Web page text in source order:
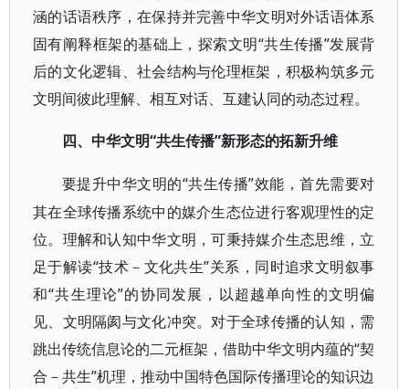
涵的话语秩序，在保持并完善中华文明对外话语体系
固有阐释框架的基础上，探索文明“共生传播”发展背
后的文化逻辑、社会结构与伦理框架，积极构筑多元
文明间彼此理解、相互对话、互建认同的动态过程。
四、中华文明“共生传播”新形态的拓新升维
要提升中华文明的“共生传播”效能，首先需要对
其在全球传播系统中的媒介生态位进行客观理性的定
位。理解和认知中华文明，可秉持媒介生态思维，立
足于解读“技术－文化共生”关系，同时追求文明叙事
和“共生理论”的协同发展，以超越单向性的文明偏
见、文明隔阂与文化冲突。对于全球传播的认知，需
跳出传统信息论的二元框架，借助中华文明内蕴的“契
合－共生”机理，推动中国特色国际传播理论的知识边